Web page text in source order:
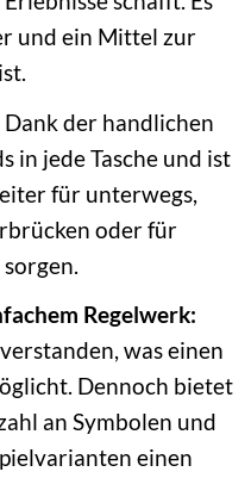
und ein Mittel zur
Dank der handlichen
in jede Tasche und ist
für unterwegs,
oder für
Regelwerk:
was einen
Dennoch bietet
an Symbolen und
einen